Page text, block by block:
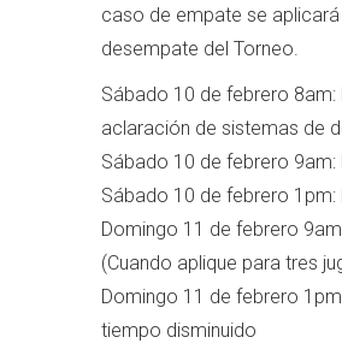
caso de empate se aplicará
desempate del Torneo.
Sábado 10 de febrero 8am:
aclaración de sistemas de
Sábado 10 de febrero 9am:
Sábado 10 de febrero 1pm:
Domingo 11 de febrero
(Cuando aplique para tres
Domingo 11 de febrero
tiempo disminuido